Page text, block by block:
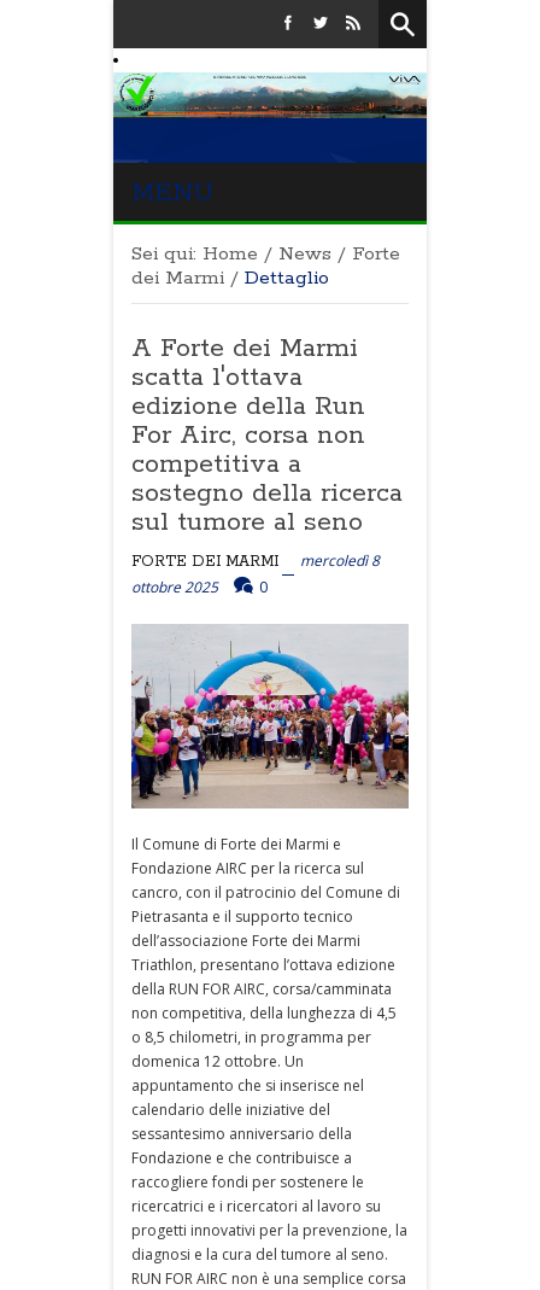
MENU
Sei qui: Home / News / Forte
dei Marmi / Dettaglio
A Forte dei Marmi
scatta l'ottava
edizione della Run
For Airc, corsa non
competitiva a
sostegno della ricerca
sul tumore al seno
FORTE DEI MARMI
mercoledì 8
ottobre 2025
0
Il Comune di Forte dei Marmi e
Fondazione AIRC per la ricerca sul
cancro, con il patrocinio del Comune di
Pietrasanta e il supporto tecnico
dell’associazione Forte dei Marmi
Triathlon, presentano l’ottava edizione
della RUN FOR AIRC, corsa/camminata
non competitiva, della lunghezza di 4,5
o 8,5 chilometri, in programma per
domenica 12 ottobre. Un
appuntamento che si inserisce nel
calendario delle iniziative del
sessantesimo anniversario della
Fondazione e che contribuisce a
raccogliere fondi per sostenere le
ricercatrici e i ricercatori al lavoro su
progetti innovativi per la prevenzione, la
diagnosi e la cura del tumore al seno.
RUN FOR AIRC non è una semplice corsa